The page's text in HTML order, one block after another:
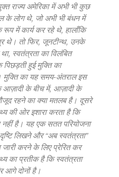
राज्य अमेरिका में अभी भी कुछ
के लोग थे, जो अभी भी बंधन में
में कार्य कर रहे थे, हालाँकि
थे। तो फिर, जूनटीन्थ, उनके
स्वतंत्रता का विलंबित
पिछड़ती हुई मुक्ति का
मुक्ति का यह समय-अंतराल इस
के बीच में, आज़ादी के
रहने का क्या मतलब है। दूसरे
की ओर इशारा करता है कि
नहीं है। यह एक सतत परियोजना
लिखने और “अब स्वतंत्रता”
करने के लिए प्रेरित कर
का प्रतीक है कि स्वतंत्रता
आगे दोनों है।